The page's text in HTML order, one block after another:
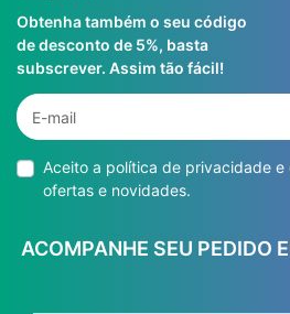
Obtenha também o seu código
de desconto de 5%, basta
subscrever. Assim tão fácil!
Aceito a política de privacidade e
ofertas e novidades.
ACOMPANHE SEU PEDIDO